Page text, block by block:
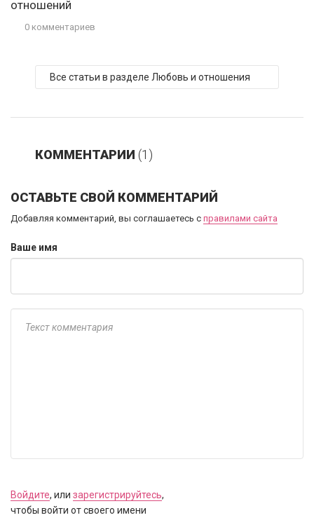
отношений
0 комментариев
Все статьи в разделе Любовь и отношения
КОММЕНТАРИИ (1)
ОСТАВЬТЕ СВОЙ КОММЕНТАРИЙ
Добавляя комментарий, вы соглашаетесь с правилами сайта
Ваше имя
Войдите, или зарегистрируйтесь,
чтобы войти от своего имени